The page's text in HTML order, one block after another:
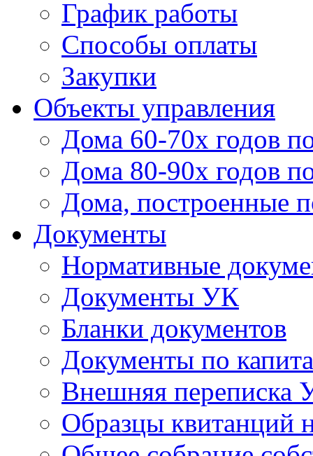
График работы
Способы оплаты
Закупки
Объекты управления
Дома 60-70х годов
Дома 80-90х годов
Дома, построенные
Документы
Нормативные
Документы УК
Бланки документов
Документы по
Внешняя переписка
Образцы квитанций